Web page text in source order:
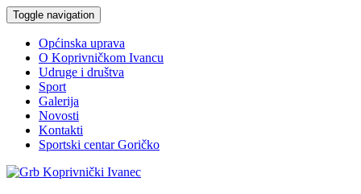
Toggle navigation
Općinska uprava
O Koprivničkom Ivancu
Udruge i društva
Sport
Galerija
Novosti
Kontakti
Sportski centar Goričko